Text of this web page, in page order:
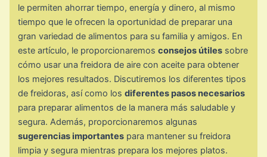
le permiten ahorrar tiempo, energía y dinero, al mismo
tiempo que le ofrecen la oportunidad de preparar una
gran variedad de alimentos para su familia y amigos. En
este artículo, le proporcionaremosconsejos útiles sobre
cómo usar una freidora de aire con aceite para obtener
los mejores resultados. Discutiremos los diferentes tipos
de freidoras, así como losdiferentes pasos necesarios
para preparar alimentos de la manera más saludable y
segura. Además, proporcionaremos algunas
sugerencias importantes para mantener su freidora
limpia y segura mientras prepara los mejores platos.